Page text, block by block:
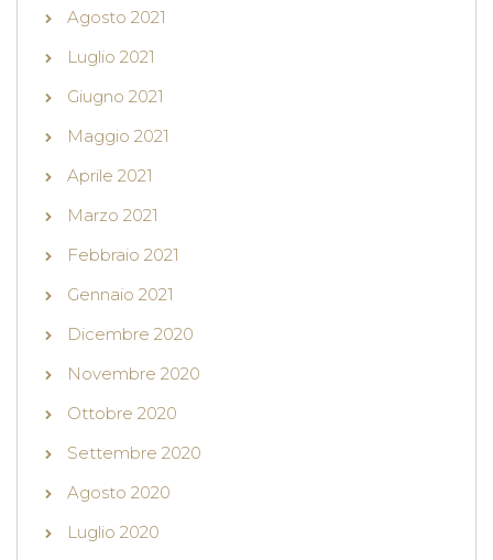
Agosto 2021
Luglio 2021
Giugno 2021
Maggio 2021
Aprile 2021
Marzo 2021
Febbraio 2021
Gennaio 2021
Dicembre 2020
Novembre 2020
Ottobre 2020
Settembre 2020
Agosto 2020
Luglio 2020